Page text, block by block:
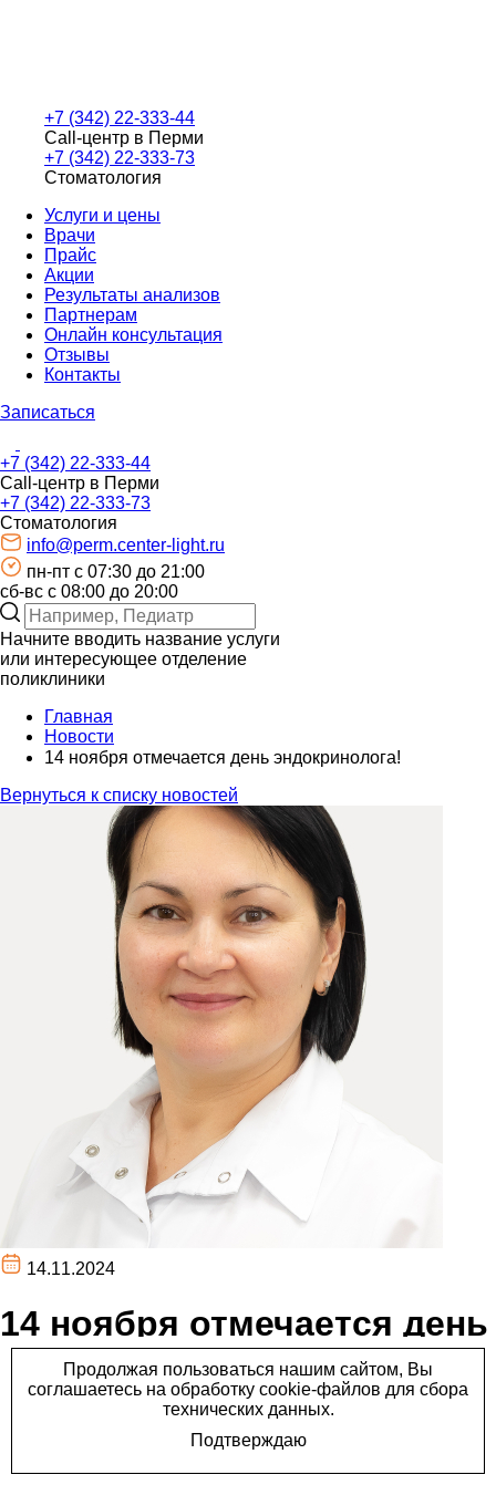
+7 (342) 22-333-44
Call-центр в Перми
+7 (342) 22-333-73
Стоматология
Услуги и цены
Врачи
Прайс
Акции
Результаты анализов
Партнерам
Онлайн консультация
Отзывы
Контакты
Записаться
+7 (342) 22-333-44
Call-центр в Перми
+7 (342) 22-333-73
Стоматология
info@perm.center-light.ru
пн-пт c 07:30 до 21:00
сб-вс с 08:00 до 20:00
Начните вводить название услуги
или интересующее отделение
поликлиники
Главная
Новости
14 ноября отмечается день эндокринолога!⁣⁣⠀ ⠀ ⁣⁣⠀
Вернуться к списку новостей
14.11.2024
14 ноября отмечается день
эндокринолога!⁣⁣⠀ ⠀ ⁣⁣⠀
14 ноября отмечается день эндокринолога!⁣⁣⠀